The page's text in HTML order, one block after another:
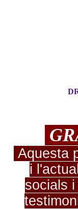
G
Aquesta
i
socials i